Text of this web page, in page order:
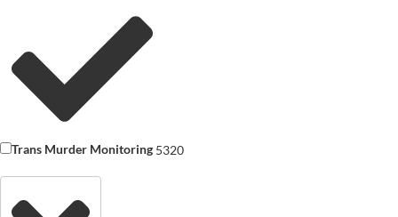
Trans Murder Monitoring 5320